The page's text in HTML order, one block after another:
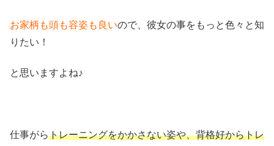
お家柄も頭も容姿も良いので、彼女の事をもっと色々と知
りたい！
と思いますよね♪
仕事がらトレーニングをかかさない姿や、背格好からトレ